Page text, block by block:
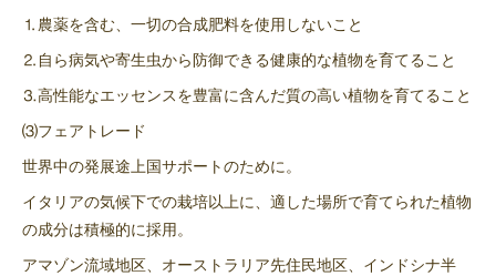
⒈農薬を含む、一切の合成肥料を使用しないこと
⒉自ら病気や寄生虫から防御できる健康的な植物を育てること
⒊高性能なエッセンスを豊富に含んだ質の高い植物を育てること
⑶フェアトレード
世界中の発展途上国サポートのために。
イタリアの気候下での栽培以上に、適した場所で育てられた植物
の成分は積極的に採用。
アマゾン流域地区、オーストラリア先住民地区、インドシナ半